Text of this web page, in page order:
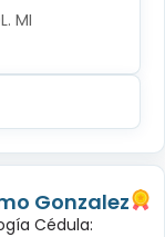
MI
Gonzalez
Cédula: